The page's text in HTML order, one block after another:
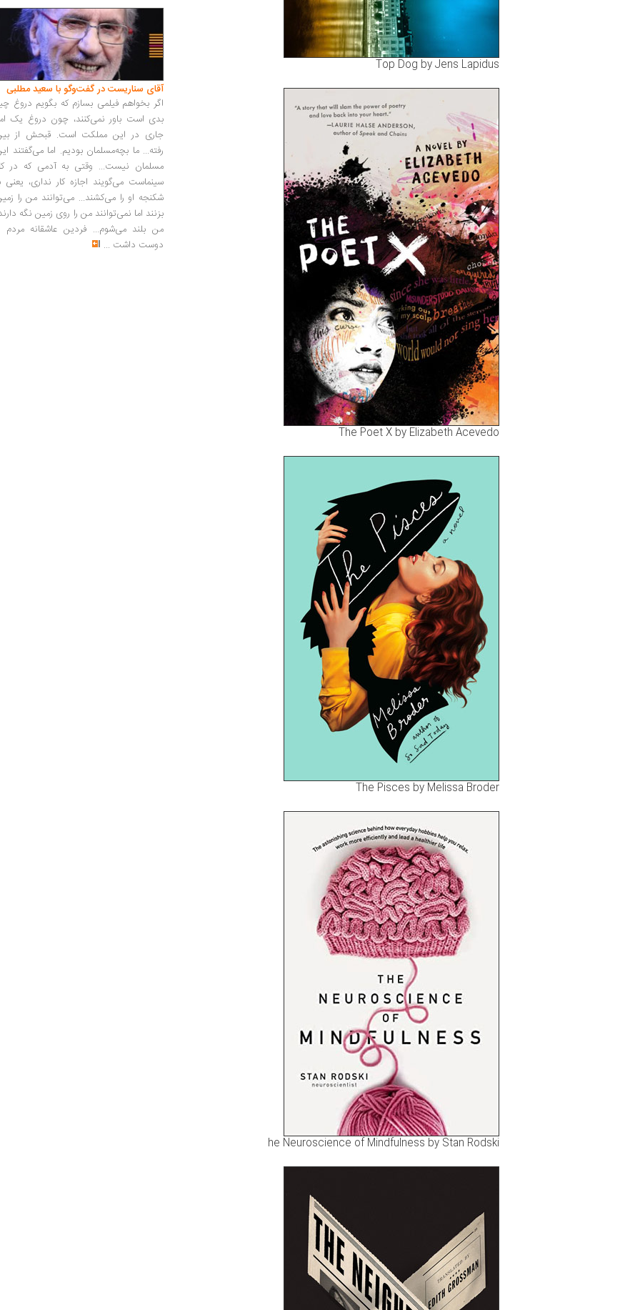
Top Dog by Jens Lapidus
The Poet X by Elizabeth Acevedo
The Pisces by Melissa Broder
he Neuroscience of Mindfulness by Stan Rodski
آقای سناریست در گفت‌وگو با سعید مطلبی
اگر بخواهم فیلمی بسازم که بگویم دروغ
بدی است باور نمی‌کنند، چون دروغ یک
جاری در این مملکت است. قبحش از
رفته... ما بچه‌مسلمان بودیم. اما می‌گفتند
مسلمان نیست... وقتی به آدمی که در
سینماست می‌گویند اجازه کار نداری، یعنی
شکنجه او را می‌کشند... می‌توانند من را
بزنند اما نمی‌توانند من را روی زمین نگه
من بلند می‌شوم... فردین عاشقانه مردم
دوست داشت ...